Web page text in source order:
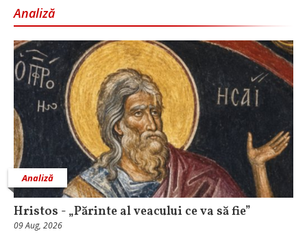
Analiză
Analiză
Hristos - „Părinte al veacului ce va să fie”
09 Aug, 2026